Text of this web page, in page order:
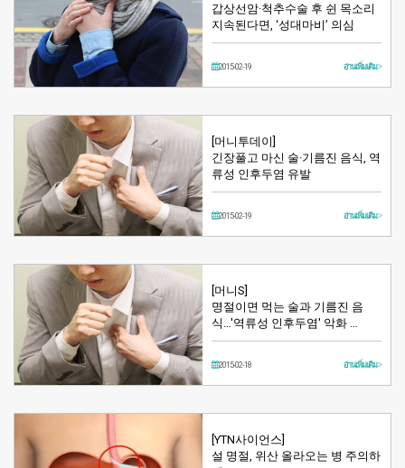
갑상선암·척추수술 후 쉰 목소리
지속된다면, ‘성대마비’ 의심
2015-02-19 อ่านเพิ่มเติม >
[머니투데이]
긴장풀고 마신 술·기름진 음식, 역
류성 인후두염 유발
2015-02-19 อ่านเพิ่มเติม >
[머니S]
명절이면 먹는 술과 기름진 음
식…'역류성 인후두염' 악화 …
2015-02-18 อ่านเพิ่มเติม >
[YTN사이언스]
설 명절, 위산 올라오는 병 주의하